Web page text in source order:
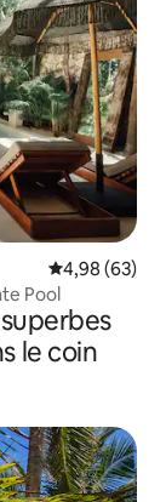
Note
4,98 (63)
Pool
le coin